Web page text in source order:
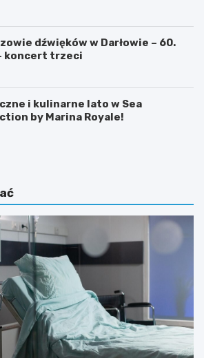
dźwięków w Darłowie – 60.
koncert trzeci
i kulinarne lato w Sea
by Marina Royale!